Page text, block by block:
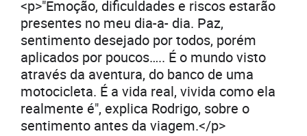
<p>"Emoção, dificuldades e riscos estarão
presentes no meu dia-a- dia. Paz,
sentimento desejado por todos, porém
aplicados por poucos….. É o mundo visto
através da aventura, do banco de uma
motocicleta. É a vida real, vivida como ela
realmente é", explica Rodrigo, sobre o
sentimento antes da viagem.</p>